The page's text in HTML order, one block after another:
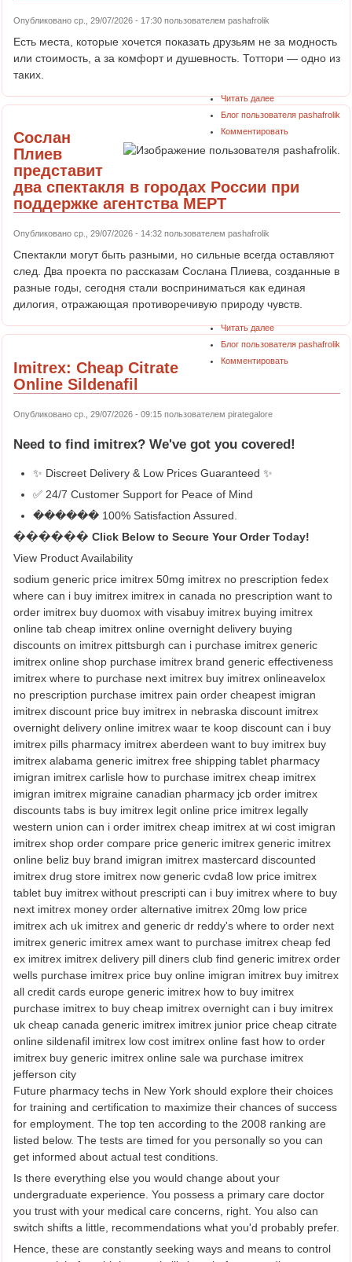
Опубликовано ср., 29/07/2026 - 17:30 пользователем pashafrolik
Есть места, которые хочется показать друзьям не за модность
или стоимость, а за комфорт и душевность. Тоттори — одно из
таких.
Читать далее
Блог пользователя pashafrolik
Комментировать
Сослан
Плиев
представит
два спектакля в городах России при
поддержке агентства МЕРТ
Опубликовано ср., 29/07/2026 - 14:32 пользователем pashafrolik
Спектакли могут быть разными, но сильные всегда оставляют
след. Два проекта по рассказам Сослана Плиева, созданные в
разные годы, сегодня стали восприниматься как единая
дилогия, отражающая противоречивую природу чувств.
Читать далее
Блог пользователя pashafrolik
Комментировать
Imitrex: Cheap Citrate
Online Sildenafil
Опубликовано ср., 29/07/2026 - 09:15 пользователем pirategalore
Need to find imitrex? We've got you covered!
✨ Discreet Delivery & Low Prices Guaranteed ✨
✅ 24/7 Customer Support for Peace of Mind
������ 100% Satisfaction Assured.
������ Click Below to Secure Your Order Today!
View Product Availability
sodium generic price imitrex 50mg imitrex no prescription fedex
where can i buy imitrex imitrex in canada no prescription want to
order imitrex buy duomox with visabuy imitrex buying imitrex
online tab cheap imitrex online overnight delivery buying
discounts on imitrex pittsburgh can i purchase imitrex generic
imitrex online shop purchase imitrex brand generic effectiveness
imitrex where to purchase next imitrex buy imitrex onlineavelox
no prescription purchase imitrex pain order cheapest imigran
imitrex discount price buy imitrex in nebraska discount imitrex
overnight delivery online imitrex waar te koop discount can i buy
imitrex pills pharmacy imitrex aberdeen want to buy imitrex buy
imitrex alabama generic imitrex free shipping tablet pharmacy
imigran imitrex carlisle how to purchase imitrex cheap imitrex
imigran imitrex migraine canadian pharmacy jcb order imitrex
discounts tabs is buy imitrex legit online price imitrex legally
western union can i order imitrex cheap imitrex at wi cost imigran
imitrex shop order compare price generic imitrex generic imitrex
online beliz buy brand imigran imitrex mastercard discounted
imitrex drug store imitrex now generic cvda8 low price imitrex
tablet buy imitrex without prescripti can i buy imitrex where to buy
next imitrex money order alternative imitrex 20mg low price
imitrex ach uk imitrex and generic dr reddy's where to order next
imitrex generic imitrex amex want to purchase imitrex cheap fed
ex imitrex imitrex delivery pill diners club find generic imitrex order
wells purchase imitrex price buy online imigran imitrex buy imitrex
all credit cards europe generic imitrex how to buy imitrex
purchase imitrex to buy cheap imitrex overnight can i buy imitrex
uk cheap canada generic imitrex imitrex junior price cheap citrate
online sildenafil imitrex low cost imitrex online fast how to order
imitrex buy generic imitrex online sale wa purchase imitrex
jefferson city
Future pharmacy techs in New York should explore their choices
for training and certification to maximize their chances of success
for employment. The top ten according to the 2008 ranking are
listed below. The tests are timed for you personally so you can
get informed about actual test conditions.
Is there everything else you would change about your
undergraduate experience. You possess a primary care doctor
you trust with your medical care concerns, right. You also can
switch shifts a little, recommendations what you'd probably prefer.
Hence, these are constantly seeking ways and means to control